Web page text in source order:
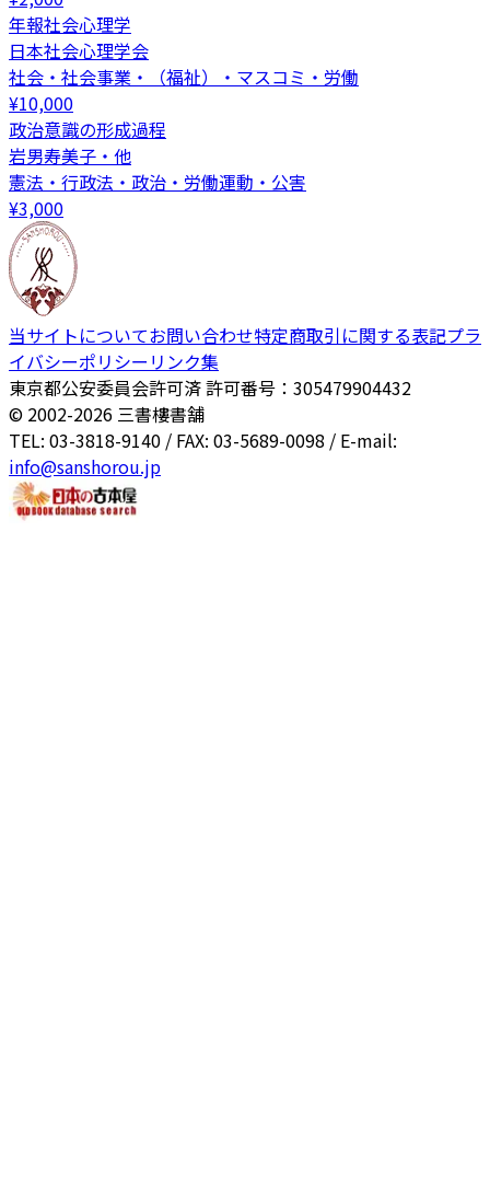
年報社会心理学
日本社会心理学会
社会・社会事業・（福祉）・マスコミ・労働
¥10,000
政治意識の形成過程
岩男寿美子・他
憲法・行政法・政治・労働運動・公害
¥3,000
当サイトについてお問い合わせ特定商取引に関する表記プラ
イバシーポリシー リンク集
東京都公安委員会許可済 許可番号：305479904432
© 2002-2026 三書樓書舗
TEL: 03-3818-9140 / FAX: 03-5689-0098 / E-mail:
info@sanshorou.jp